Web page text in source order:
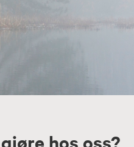
hos oss?